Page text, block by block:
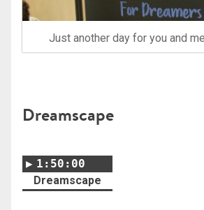
Just another day for you and
Dreamscape
1:50:00
Dreamscape